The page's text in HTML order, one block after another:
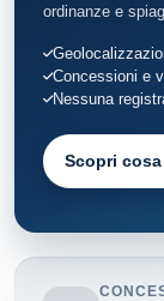
ordinanze e
Concessioni e
Nessuna
Scopri